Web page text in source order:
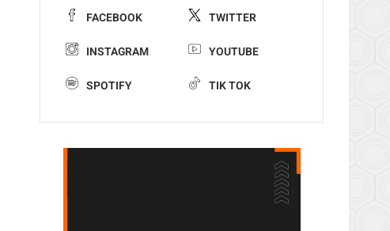
FACEBOOK TWITTER
INSTAGRAM YOUTUBE
SPOTIFY TIK TOK